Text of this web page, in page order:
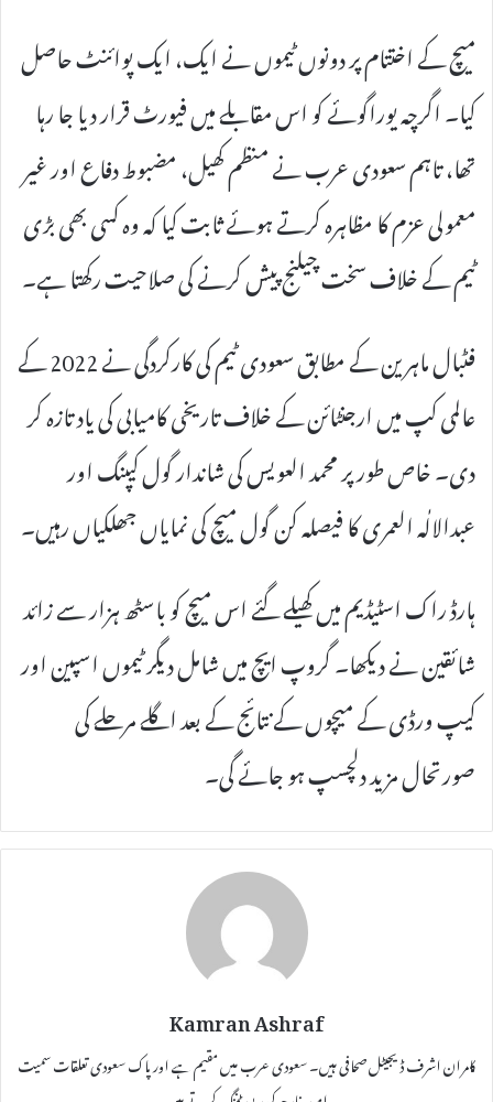
میچ کے اختتام پر دونوں ٹیموں نے ایک، ایک پوائنٹ حاصل
کیا۔ اگرچہ یوراگوئے کو اس مقابلے میں فیورٹ قرار دیا جا رہا
تھا، تاہم سعودی عرب نے منظم کھیل، مضبوط دفاع اور غیر
معمولی عزم کا مظاہرہ کرتے ہوئے ثابت کیا کہ وہ کسی بھی بڑی
ٹیم کے خلاف سخت چیلنج پیش کرنے کی صلاحیت رکھتا ہے۔
فٹبال ماہرین کے مطابق سعودی ٹیم کی کارکردگی نے 2022 کے
عالمی کپ میں ارجنٹائن کے خلاف تاریخی کامیابی کی یاد تازہ کر
دی۔ خاص طور پر محمد العویس کی شاندار گول کیپنگ اور
عبدالالٰہ العمری کا فیصلہ کن گول میچ کی نمایاں جھلکیاں رہیں۔
ہارڈ راک اسٹیڈیم میں کھیلے گئے اس میچ کو باسٹھ ہزار سے زائد
شائقین نے دیکھا۔ گروپ ایچ میں شامل دیگر ٹیموں اسپین اور
کیپ ورڈی کے میچوں کے نتائج کے بعد اگلے مرحلے کی
صورتحال مزید دلچسپ ہو جائے گی۔
Kamran Ashraf
کامران اشرف ڈیجیٹل صحافی ہیں۔ سعودی عرب میں مقیم ہے اور پاک سعودی تعلقات سمیت